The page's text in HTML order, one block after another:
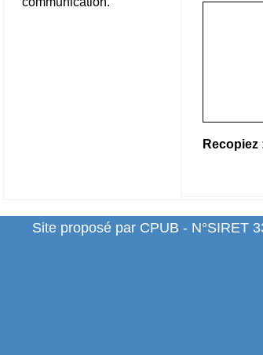
Recopiez
Site proposé par CPUB - N°SIRET